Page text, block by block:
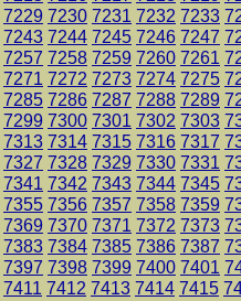
7229 7230 7231 7232 7233
7243 7244 7245 7246 7247
7257 7258 7259 7260 7261
7271 7272 7273 7274 7275
7285 7286 7287 7288 7289
7299 7300 7301 7302 7303
7313 7314 7315 7316 7317
7327 7328 7329 7330 7331
7341 7342 7343 7344 7345
7355 7356 7357 7358 7359
7369 7370 7371 7372 7373
7383 7384 7385 7386 7387
7397 7398 7399 7400 7401
7411 7412 7413 7414 7415